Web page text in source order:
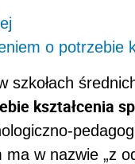
o potrzebie
szkołach
kształcenia
w nazwie „z